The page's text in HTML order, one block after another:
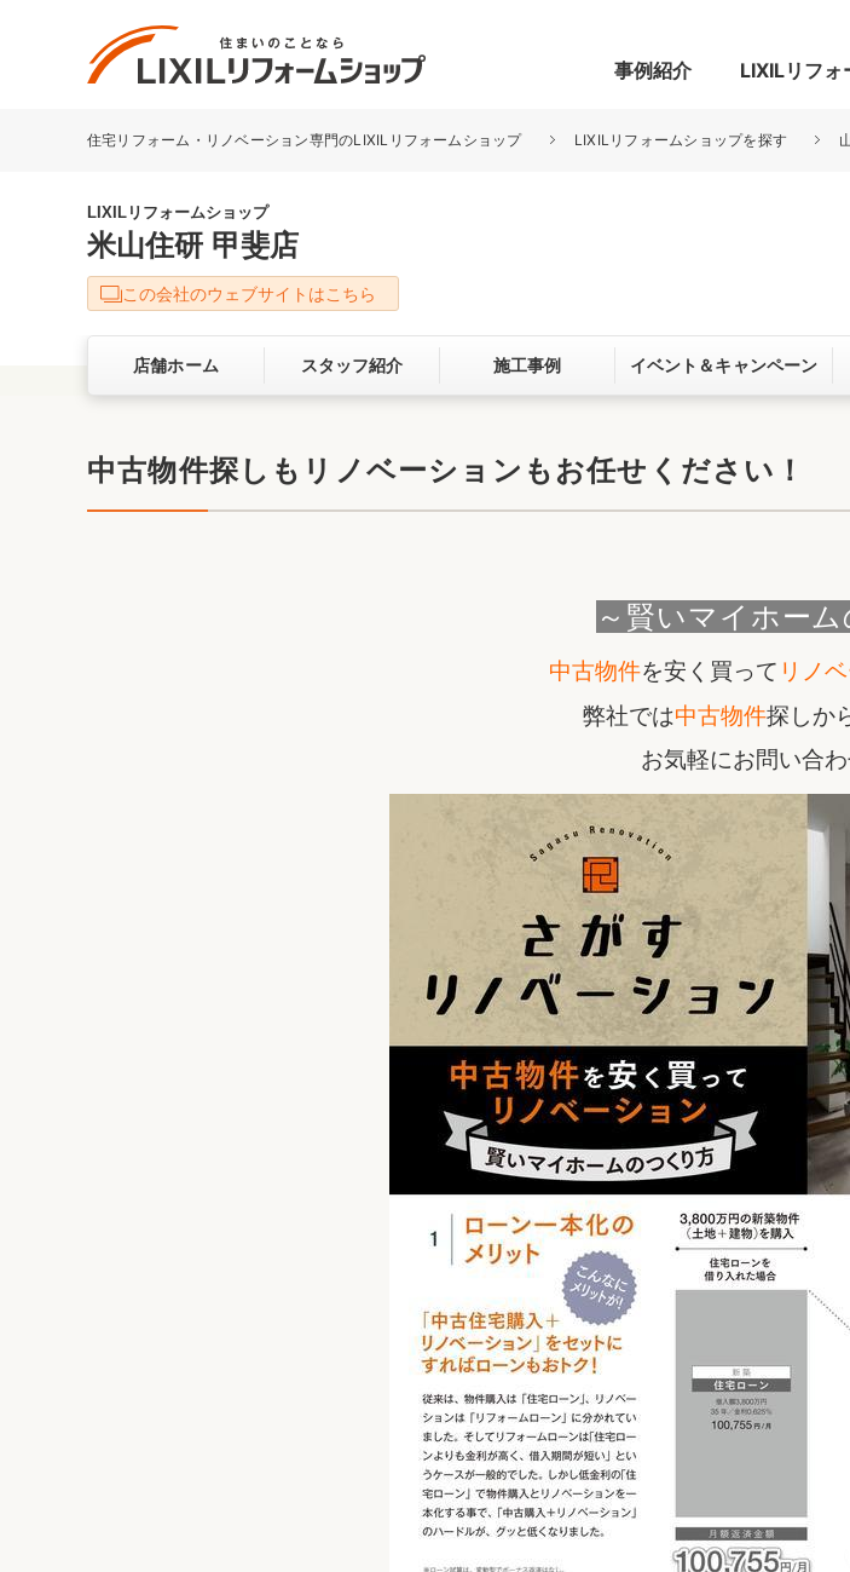
事例紹介
リフォーム事例を探す
キッチン
洗面化粧室 トイレ 玄関まわり
ベランダ・バルコニー ガーデンスペース カースペース
3Dシミュレーション
LIXILリフォ
LIXILリフォームショップについて
サービス向上・品質改善の取り組み お客さま満足度アンケート
ライフスタイルコンパス
中古物件探しから性能向上リフォームをワン
リフォームお役立ち情報
おすすめ情報
住宅リフォーム・リノベーション専門のLIXILリフォームショップ LIXILリフォームショップを探す
LIXILリフォームショップ
米山住研 甲斐店
この会社のウェブサイトはこちら
店舗ホーム スタッフ紹介 施工事例 イベント＆キャンペーン
中古物件探しもリノベーションもお任せください！
～賢いマイホー
中古物件を安く買って リノ
弊社では中古物件探しか
お気軽にお問い合わ